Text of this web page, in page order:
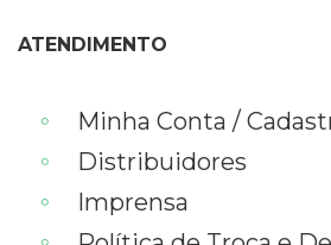
ATENDIMENTO
Minha Conta /
Distribuidores
Imprensa